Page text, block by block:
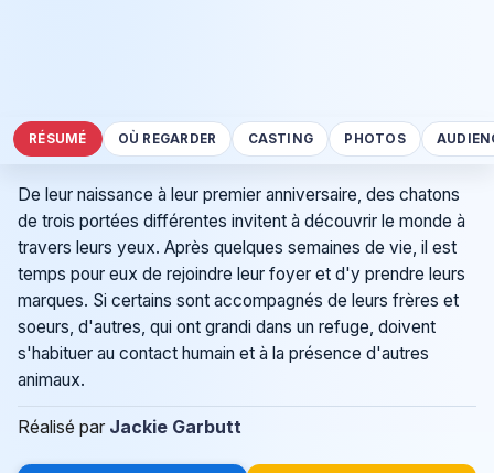
RÉSUMÉ OÙ REGARDER CASTING PHOTOS
De leur naissance à leur premier anniversaire, des chatons
de trois portées différentes invitent à découvrir le monde à
travers leurs yeux. Après quelques semaines de vie, il est
temps pour eux de rejoindre leur foyer et d'y prendre leurs
marques. Si certains sont accompagnés de leurs frères et
soeurs, d'autres, qui ont grandi dans un refuge, doivent
s'habituer au contact humain et à la présence d'autres
animaux.
Réalisé par Jackie Garbutt